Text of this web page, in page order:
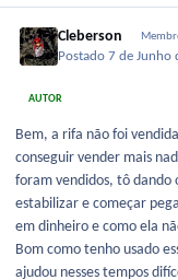
Cleberson
Postado7 de Junho
AUTOR
Bem, a rifa não foi
conseguir vender mais
foram vendidos, tô dando
estabilizar e começar
em dinheiro e como ela
Bom como tenho usado
ajudou nesses tempos